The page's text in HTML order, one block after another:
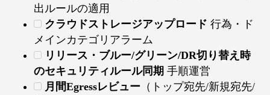
出ルールの適用
クラウドストレージアップロード 行為・ド
メインカテゴリアラーム
リリース・ブルー/グリーン/DR切り替え時
のセキュリティルール同期 手順運営
月間Egressレビュー （トップ宛先/新規宛先/